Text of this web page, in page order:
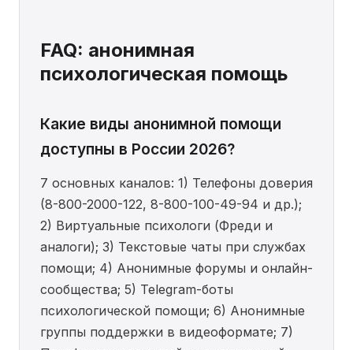
FAQ: анонимная
психологическая помощь
Какие виды анонимной помощи
доступны в России 2026?
7 основных каналов: 1) Телефоны доверия
(8-800-2000-122, 8-800-100-49-94 и др.);
2) Виртуальные психологи (Фреди и
аналоги); 3) Текстовые чаты при службах
помощи; 4) Анонимные форумы и онлайн-
сообщества; 5) Telegram-боты
психологической помощи; 6) Анонимные
группы поддержки в видеоформате; 7)